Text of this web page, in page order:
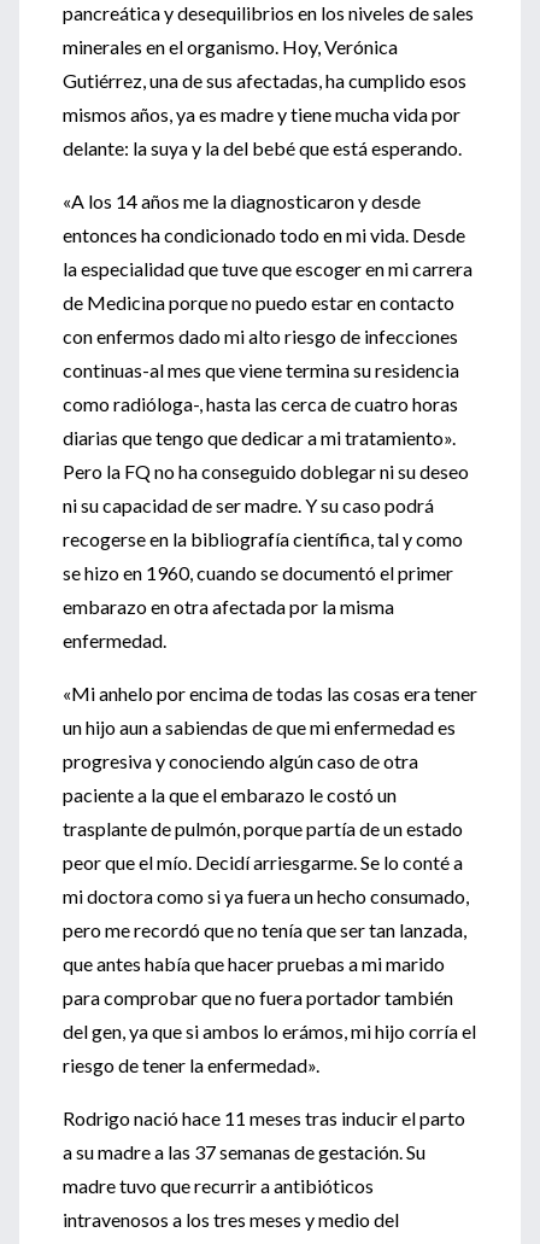
pancreática y desequilibrios en los niveles de sales
minerales en el organismo. Hoy, Verónica
Gutiérrez, una de sus afectadas, ha cumplido esos
mismos años, ya es madre y tiene mucha vida por
delante: la suya y la del bebé que está esperando.
«A los 14 años me la diagnosticaron y desde
entonces ha condicionado todo en mi vida. Desde
la especialidad que tuve que escoger en mi carrera
de Medicina porque no puedo estar en contacto
con enfermos dado mi alto riesgo de infecciones
continuas-al mes que viene termina su residencia
como radióloga-, hasta las cerca de cuatro horas
diarias que tengo que dedicar a mi tratamiento».
Pero la FQ no ha conseguido doblegar ni su deseo
ni su capacidad de ser madre. Y su caso podrá
recogerse en la bibliografía científica, tal y como
se hizo en 1960, cuando se documentó el primer
embarazo en otra afectada por la misma
enfermedad.
«Mi anhelo por encima de todas las cosas era tener
un hijo aun a sabiendas de que mi enfermedad es
progresiva y conociendo algún caso de otra
paciente a la que el embarazo le costó un
trasplante de pulmón, porque partía de un estado
peor que el mío. Decidí arriesgarme. Se lo conté a
mi doctora como si ya fuera un hecho consumado,
pero me recordó que no tenía que ser tan lanzada,
que antes había que hacer pruebas a mi marido
para comprobar que no fuera portador también
del gen, ya que si ambos lo erámos, mi hijo corría el
riesgo de tener la enfermedad».
Rodrigo nació hace 11 meses tras inducir el parto
a su madre a las 37 semanas de gestación. Su
madre tuvo que recurrir a antibióticos
intravenosos a los tres meses y medio del